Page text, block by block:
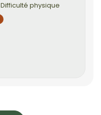
Difficulté physique